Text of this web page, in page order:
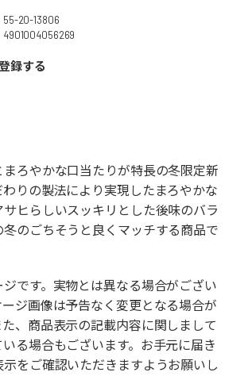
55-20-13806
4901004056269
録する
ろやかな口当たりが特長の冬限定新
りの製法により実現したまろやかな
サヒらしいスッキリとした後味のバラ
冬のごちそうと良くマッチする商品で
です。実物とは異なる場合がござい
ジ画像は予告なく変更となる場合が
た、商品表示の記載内容に関しまして
る場合もございます。お手元に届き
示をご確認いただきますようお願いし